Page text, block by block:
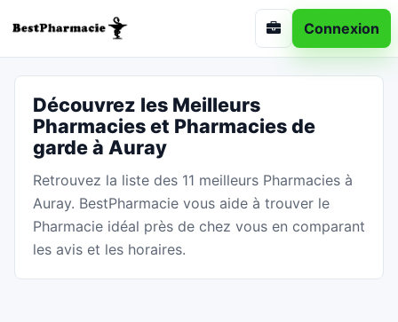
Connexion
Découvrez les Meilleurs
Pharmacies et Pharmacies de
garde à Auray
Retrouvez la liste des 11 meilleurs Pharmacies à
Auray. BestPharmacie vous aide à trouver le
Pharmacie idéal près de chez vous en comparant
les avis et les horaires.